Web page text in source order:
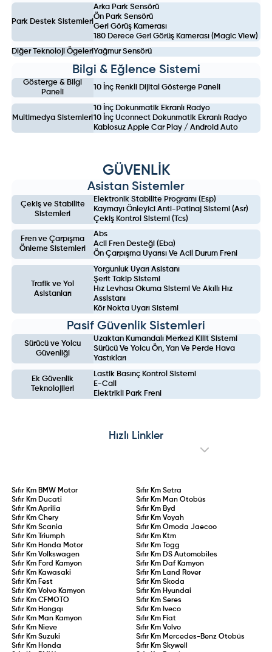
Park Destek Sistemleri
Arka Park Sensörü
Ön Park Sensörü
Geri Görüş Kamerası
180 Derece Geri Görüş Kamerası (Magic View)
Diğer Teknoloji ÖgeleriYağmur Sensörü
Bilgi & Eğlence Sistemi
Gösterge & Bilgi
Paneli
10 İnç Renkli Dijital Gösterge Paneli
Multimedya Sistemleri
10 İnç Dokunmatik Ekranlı Radyo
10 İnç Uconnect Dokunmatik Ekranlı Radyo
Kablosuz Apple Car Play / Android Auto
GÜVENLİK
Asistan Sistemler
Çekiş ve Stabilite
Sistemleri
Elektronik Stabilite Programı (Esp)
Kaymayı Önleyici Anti-Patinaj Sistemi (Asr)
Çekiş Kontrol Sistemi (Tcs)
Fren ve Çarpışma
Önleme Sistemleri
Abs
Acil Fren Desteği (Eba)
Ön Çarpışma Uyarısı Ve Acil Durum Freni
Trafik ve Yol
Asistanları
Yorgunluk Uyarı Asistanı
Şerit Takip Sistemi
Hız Levhası Okuma Sistemi Ve Akıllı Hız
Assistanı
Kör Nokta Uyarı Sistemi
Pasif Güvenlik Sistemleri
Sürücü ve Yolcu
Güvenliği
Uzaktan Kumandalı Merkezi Kilit Sistemi
Sürücü Ve Yolcu Ön, Yan Ve Perde Hava
Yastıkları
Ek Güvenlik
Teknolojileri
Lastik Basınç Kontrol Sistemi
E-Call
Elektrikli Park Freni
Hızlı Linkler
Sıfır Km BMW Motor Sıfır Km Setra
Sıfır Km Ducati Sıfır Km Man Otobüs
Sıfır KmAprilia Sıfır Km Byd
Sıfır KmChery Sıfır Km Voyah
Sıfır KmScania Sıfır Km Omoda Jaecoo
Sıfır Km
Triumph Sıfır Km Ktm
Sıfır Km Honda Motor Sıfır Km
Togg
Sıfır KmVolkswagen Sıfır Km DS Automobiles
Sıfır Km Ford Kamyon Sıfır Km Daf Kamyon
Sıfır Km Kawasaki Sıfır Km Land Rover
Sıfır Km Fest Sıfır Km Skoda
Sıfır KmVolvo Kamyon Sıfır Km Hyundai
Sıfır KmCFMOTO Sıfır Km Seres
Sıfır Km Hongqı Sıfır Km Iveco
Sıfır Km Man Kamyon Sıfır Km Fiat
Sıfır Km Nieve Sıfır Km Volvo
Sıfır KmSuzuki Sıfır Km Mercedes-Benz Otobüs
Sıfır Km Honda Sıfır Km Skywell